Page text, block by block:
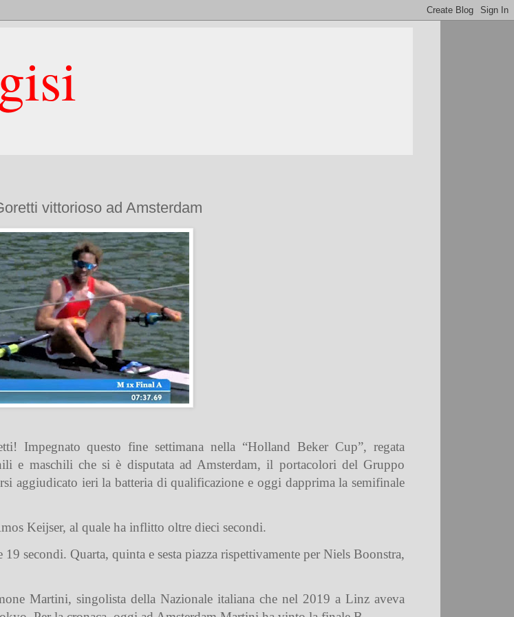
vittorioso ad Amsterdam
Impegnato questo fine settimana nella “Holland Beker Cup”, regata
e maschili che si è disputata ad Amsterdam, il portacolori del Gruppo
aggiudicato ieri la batteria di qualificazione e oggi dapprima la semifinale
Keijser, al quale ha inflitto oltre dieci secondi.
secondi. Quarta, quinta e sesta piazza rispettivamente per Niels Boonstra,
Martini, singolista della Nazionale italiana che nel 2019 a Linz aveva